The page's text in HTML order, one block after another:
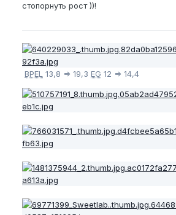
стопорнуть рост ))!
BPEL 13,8 => 19,3 EG 12 => 14,4